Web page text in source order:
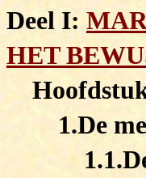
Deel I:
HET
1.De